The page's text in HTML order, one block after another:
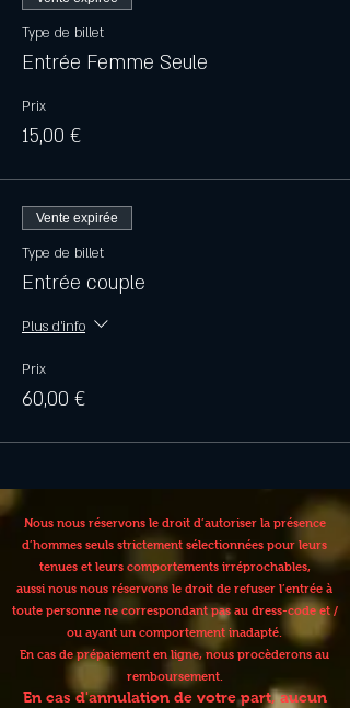
Type de billet
Entrée Femme Seule
Prix
15,00 €
Vente expirée
Type de billet
Entrée couple
Plus d'info
Prix
60,00 €
Nous nous réservons le droit d’autoriser la présence
d’hommes seuls strictement sélectionnées pour leurs
tenues et leurs comportements irréprochables,
aussi nous nous réservons le droit de refuser l’entrée à
toute personne ne correspondant pas au dress-code et /
ou ayant un comportement inadapté.
En cas de prépaiement en ligne, nous procèderons au
remboursement.
En cas d'annulation de votre part, aucun